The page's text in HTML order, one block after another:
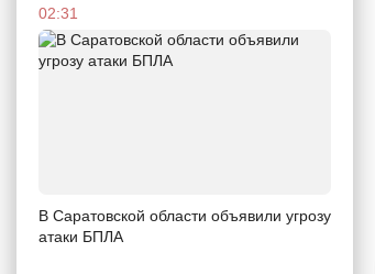
02:31
В Саратовской области объявили угрозу
атаки БПЛА